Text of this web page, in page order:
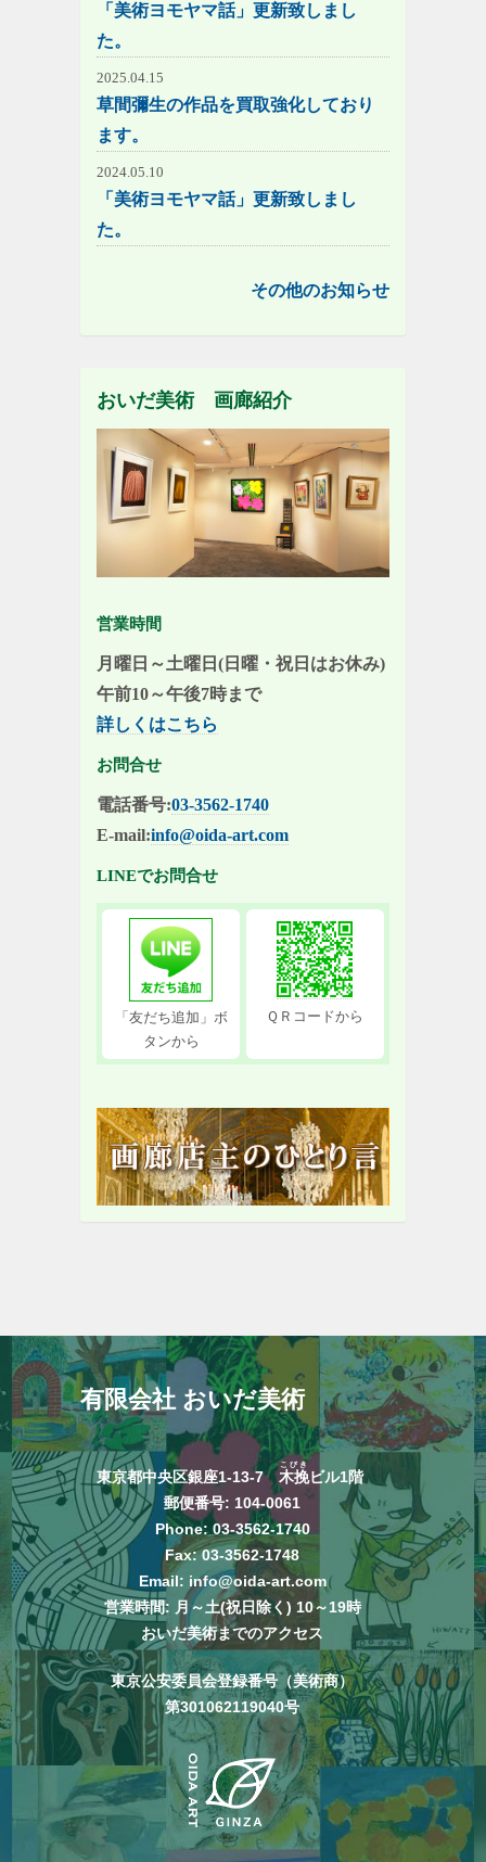
「美術ヨモヤマ話」更新致しまし
た。
2025.04.15
草間彌生の作品を買取強化しており
ます。
2024.05.10
「美術ヨモヤマ話」更新致しまし
た。
その他のお知らせ
おいだ美術 画廊紹介
営業時間
月曜日～土曜日(日曜・祝日はお休み)
午前10～午後7時まで
詳しくはこちら
お問合せ
電話番号:03-3562-1740
E-mail:info@oida-art.com
LINEでお問合せ
「友だち追加」ボ
タンから
ＱＲコードから
有限会社 おいだ美術
東京都中央区銀座1-13-7木挽
こびき
ビル1階
郵便番号: 104-0061
Phone: 03-3562-1740
Fax: 03-3562-1748
Email: info@oida-art.com
営業時間: 月～土(祝日除く) 10～19時
おいだ美術までのアクセス
東京公安委員会登録番号（美術商）
第301062119040号